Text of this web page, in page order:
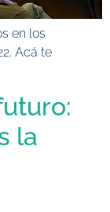
en los
Acá te
la